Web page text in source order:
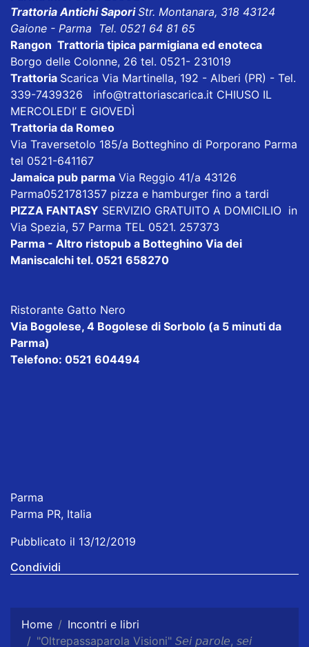
Trattoria Antichi SaporiStr. Montanara, 318 43124
Gaione - Parma Tel. 0521 64 81 65
Rangon Trattoria tipica parmigiana ed enoteca
Borgo delle Colonne, 26 tel. 0521- 231019
Trattoria Scarica Via Martinella, 192 - Alberi (PR) - Tel.
339-7439326 info@trattoriascarica.it CHIUSO IL
MERCOLEDI’ E GIOVEDÌ
Trattoria da Romeo
Via Traversetolo 185/a Botteghino di Porporano Parma
tel 0521-641167
Jamaica pub parma Via Reggio 41/a 43126
Parma0521781357 pizza e hamburger fino a tardi
PIZZA FANTASY SERVIZIO GRATUITO A DOMICILIO in
Via Spezia, 57 Parma TEL 0521. 257373
Parma - Altro ristopub a Botteghino Via dei
Maniscalchi tel. 0521 658270
Ristorante Gatto Nero
Via Bogolese, 4 Bogolese di Sorbolo (a 5 minuti da
Parma)
Telefono: 0521 604494
Parma
Parma PR, Italia
Pubblicato il 13/12/2019
Condividi
Home
Incontri e libri
"Oltrepassaparola Visioni" 𝘚𝘦𝘪 𝘱𝘢𝘳𝘰𝘭𝘦, 𝘴𝘦𝘪